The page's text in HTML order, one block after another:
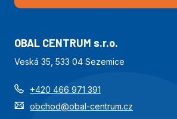
OBAL CENTRUM s.r.o.
Veská 35, 533 04 Sezemice
+420 466 971 391
obchod@obal-centrum.cz